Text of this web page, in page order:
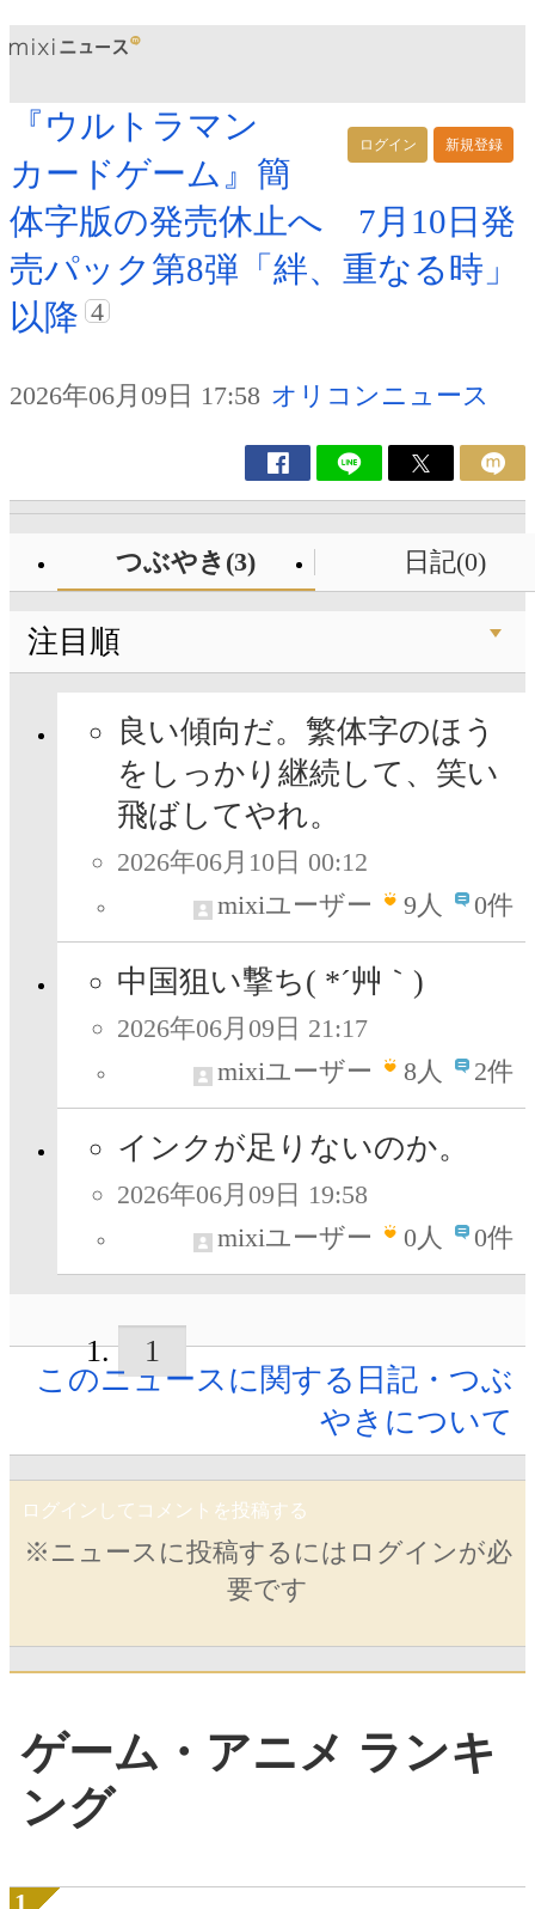
ログイン 新規登録
『ウルトラマン
カードゲーム』簡
体字版の発売休止へ 7月10日発
売パック第8弾「絆、重なる時」
以降 4
2026年06月09日 17:58 オリコンニュース
つぶやき(3) 日記(0)
注目順
良い傾向だ。繁体字のほう
をしっかり継続して、笑い
飛ばしてやれ。
2026年06月10日 00:12
mixiユーザー
9人 0件
中国狙い撃ち( *´艸｀)
2026年06月09日 21:17
mixiユーザー
8人 2件
インクが足りないのか。
2026年06月09日 19:58
mixiユーザー
0人 0件
1
このニュースに関する日記・つぶ
やきについて
ログインしてコメントを投稿する
※ニュースに投稿するにはログインが必
要です
ゲーム・アニメ ランキ
ング